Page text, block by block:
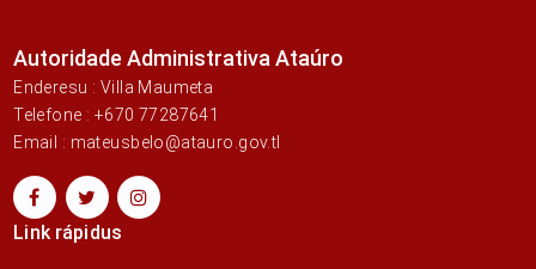
Autoridade Administrativa Ataúro
Enderesu : Villa Maumeta
Telefone : +670 77287641
Email : mateusbelo@atauro.gov.tl
Link rápidus